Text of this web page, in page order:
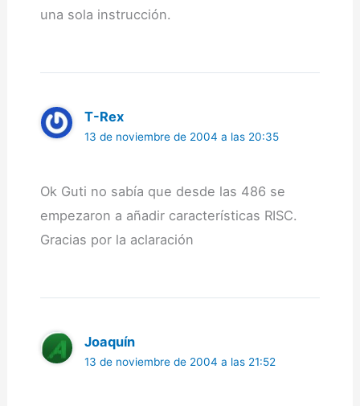
una sola instrucción.
T-Rex
13 de noviembre de 2004 a las 20:35
Ok Guti no sabía que desde las 486 se
empezaron a añadir características RISC.
Gracias por la aclaración
Joaquín
13 de noviembre de 2004 a las 21:52